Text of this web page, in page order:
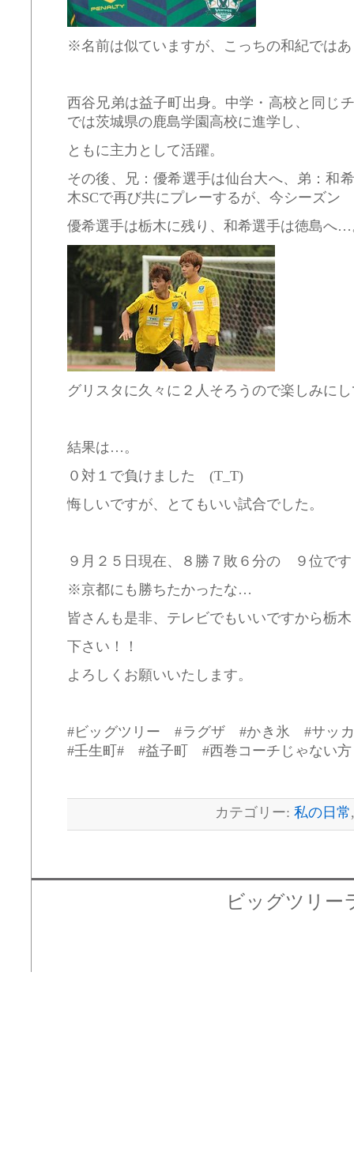
※名前は似ていますが、こっちの和紀では
西谷兄弟は益子町出身。中学・高校と同じ
では茨城県の鹿島学園高校に進学し、
ともに主力として活躍。
その後、兄：優希選手は仙台大へ、弟：和
木SCで再び共にプレーするが、今シーズン
優希選手は栃木に残り、和希選手は徳島へ
グリスタに久々に２人そろうので楽しみに
結果は…。
０対１で負けました (T_T)
悔しいですが、とてもいい試合でした。
９月２５日現在、８勝７敗６分の ９位で
※京都にも勝ちたかったな…
皆さんも是非、テレビでもいいですから栃
下さい！！
よろしくお願いいたします。
#ビッグツリー #ラグザ #かき氷 #サ
#壬生町# #益子町 #西巻コーチじゃない方
カテゴリー: 私の日常
ビッグツリー